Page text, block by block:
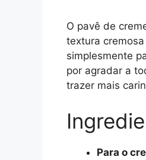
O pavê de
textura
simplesmente
por agradar a
trazer mais
Para o